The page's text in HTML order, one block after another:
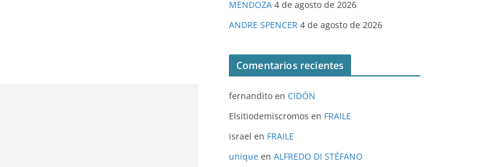
MENDOZA 4 de agosto de 2026
ANDRE SPENCER 4 de agosto de 2026
Comentarios recientes
fernandito en CIDÓN
Elsitiodemiscromos en FRAILE
israel en FRAILE
unique en ALFREDO DI STÉFANO